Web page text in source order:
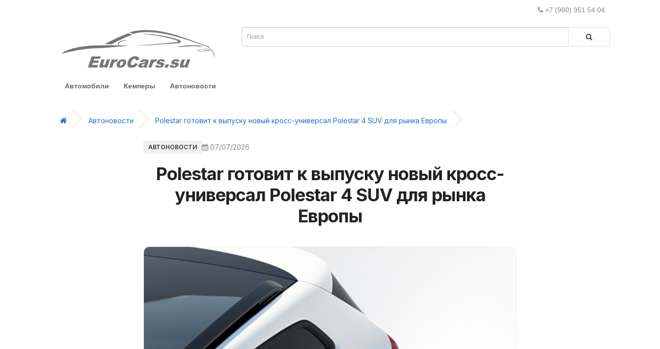
+7 (980) 951 54 04
Автомобили Кемперы Автоновости
Автоновости Polestar готовит к выпуску новый кросс-универсал Polestar 4 SUV для рынка Европы
АВТОНОВОСТИ 07/07/2026
Polestar готовит к выпуску новый кросс-
универсал Polestar 4 SUV для рынка
Европы